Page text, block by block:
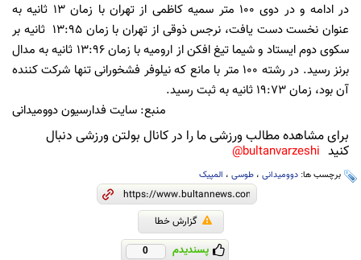
در ادامه و در دوی 100 متر سمیه کاظمی از تهران با زمان 13 ثانیه به
عنوان نخست دست یافت، نرجس ذوقی از تهران با زمان 13:95 ثانیه بر
سکوی دوم ایستاد و شیما تیغ افکن از ارومیه با زمان 13:96 ثانیه به مدال
برنز رسید. در رشته 100 متر با مانع که نیلوفر فشخورانی تنها شرکت کننده
آن بود، زمان 19:73 ثانیه به ثبت رسید.
منبع: سایت فدارسیون دوومیدانی
برای مشاهده مطالب ورزشی ما را در کانال بولتن ورزشی دنبال
کنید bultanvarzeshi@
برچسب ها: دوومیدانی ، طوسی ، المپیک
گزارش خطا
پسندیدم 0